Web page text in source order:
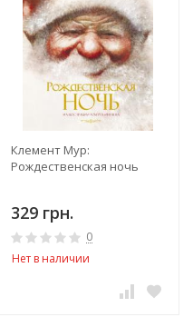
Клемент Мур:
Рождественская ночь
329 грн.
0
Нет в наличии